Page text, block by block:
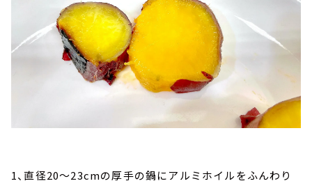
1、直径20～23cmの厚手の鍋にアルミホイルをふんわり